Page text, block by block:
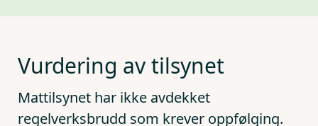
Vurdering av tilsynet
Mattilsynet har ikke avdekket
regelverksbrudd som krever oppfølging.